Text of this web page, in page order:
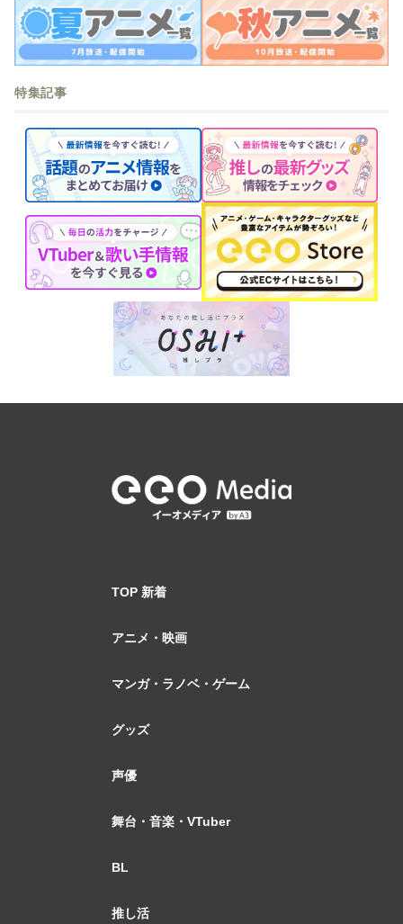
特集記事
TOP 新着
アニメ・映画
マンガ・ラノベ・ゲーム
グッズ
声優
舞台・音楽・VTuber
BL
推し活